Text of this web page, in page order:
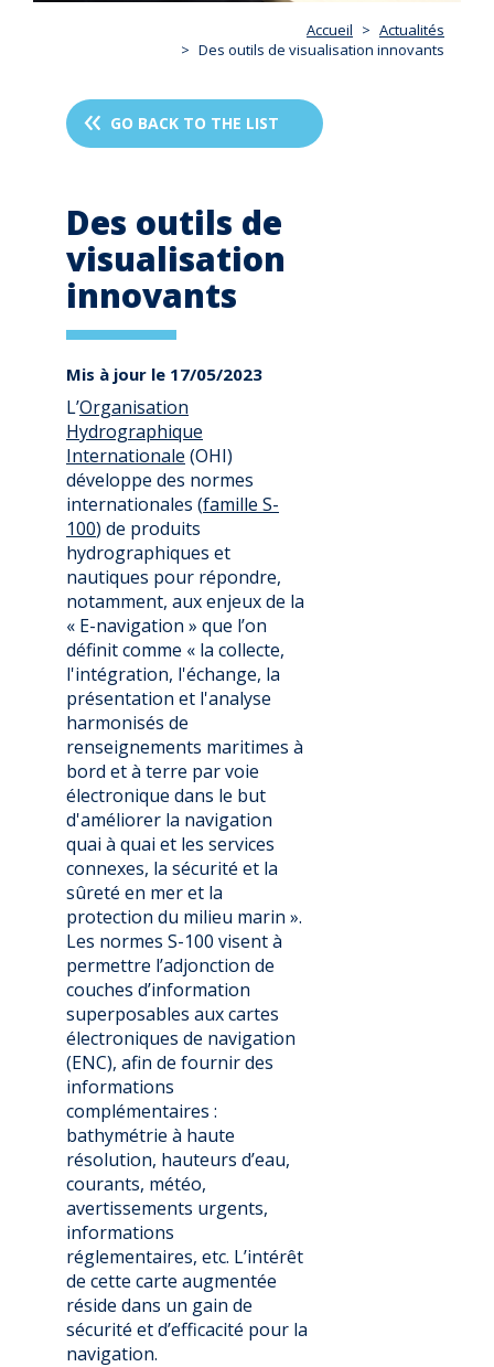
Accueil
Actualités
Des outils de visualisation innovants
GO BACK TO THE LIST
Des outils de
visualisation
innovants
Mis à jour le 17/05/2023
L’Organisation
Hydrographique
Internationale (OHI)
développe des normes
internationales (famille S-
100) de produits
hydrographiques et
nautiques pour répondre,
notamment, aux enjeux de la
« E-navigation » que l’on
définit comme « la collecte,
l'intégration, l'échange, la
présentation et l'analyse
harmonisés de
renseignements maritimes à
bord et à terre par voie
électronique dans le but
d'améliorer la navigation
quai à quai et les services
connexes, la sécurité et la
sûreté en mer et la
protection du milieu marin ».
Les normes S-100 visent à
permettre l’adjonction de
couches d’information
superposables aux cartes
électroniques de navigation
(ENC), afin de fournir des
informations
complémentaires :
bathymétrie à haute
résolution, hauteurs d’eau,
courants, météo,
avertissements urgents,
informations
réglementaires, etc. L’intérêt
de cette carte augmentée
réside dans un gain de
sécurité et d’efficacité pour la
navigation.